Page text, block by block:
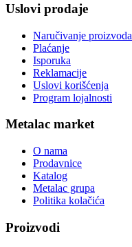
Uslovi prodaje
Naručivanje proizvoda
Plaćanje
Isporuka
Reklamacije
Uslovi korišćenja
Program lojalnosti
Metalac market
O nama
Prodavnice
Katalog
Metalac grupa
Politika kolačića
Proizvodi